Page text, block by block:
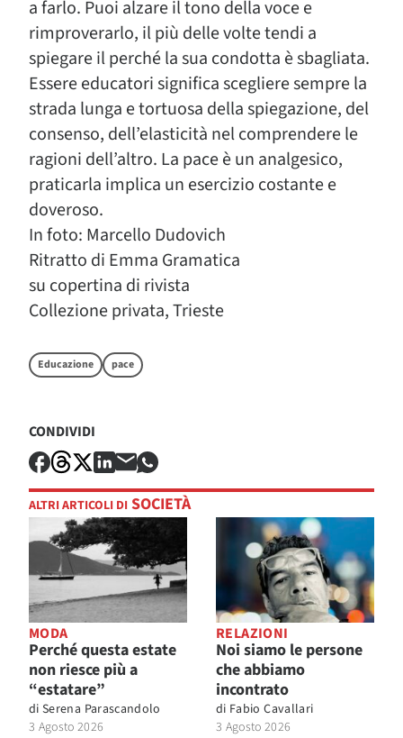
a farlo. Puoi alzare il tono della voce e
rimproverarlo, il più delle volte tendi a
spiegare il perché la sua condotta è sbagliata.
Essere educatori significa scegliere sempre la
strada lunga e tortuosa della spiegazione, del
consenso, dell’elasticità nel comprendere le
ragioni dell’altro. La pace è un analgesico,
praticarla implica un esercizio costante e
doveroso.
In foto: Marcello Dudovich
Ritratto di Emma Gramatica
su copertina di rivista
Collezione privata, Trieste
Educazione pace
CONDIVIDI
ALTRI ARTICOLI DI SOCIETÀ
MODA
Perché questa estate
non riesce più a
“estatare”
di Serena Parascandolo
3 Agosto 2026
RELAZIONI
Noi siamo le persone
che abbiamo
incontrato
di Fabio Cavallari
3 Agosto 2026